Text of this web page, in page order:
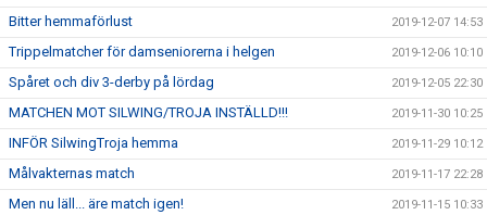
Bitter hemmaförlust 2019-12-07 14:53
Trippelmatcher för damseniorerna i helgen 2019-12-06 10:10
Spåret och div 3-derby på lördag 2019-12-05 22:30
MATCHEN MOT SILWING/TROJA INSTÄLLD!!! 2019-11-30 10:25
INFÖR SilwingTroja hemma 2019-11-29 10:12
Målvakternas match 2019-11-17 22:28
Men nu läll... äre match igen! 2019-11-15 10:33